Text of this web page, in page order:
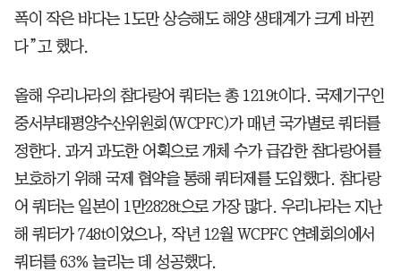
폭이 작은 바다는 1도만 상승해도 해양 생태계가 크게 바뀐
다”고 했다.
올해 우리나라의 참다랑어 쿼터는 총 1219t이다. 국제기구인
중서부태평양수산위원회(WCPFC)가 매년 국가별로 쿼터를
정한다. 과거 과도한 어획으로 개체 수가 급감한 참다랑어를
보호하기 위해 국제 협약을 통해 쿼터제를 도입했다. 참다랑
어 쿼터는 일본이 1만2828t으로 가장 많다. 우리나라는 지난
해 쿼터가 748t이었으나, 작년 12월 WCPFC 연례회의에서
쿼터를 63% 늘리는 데 성공했다.